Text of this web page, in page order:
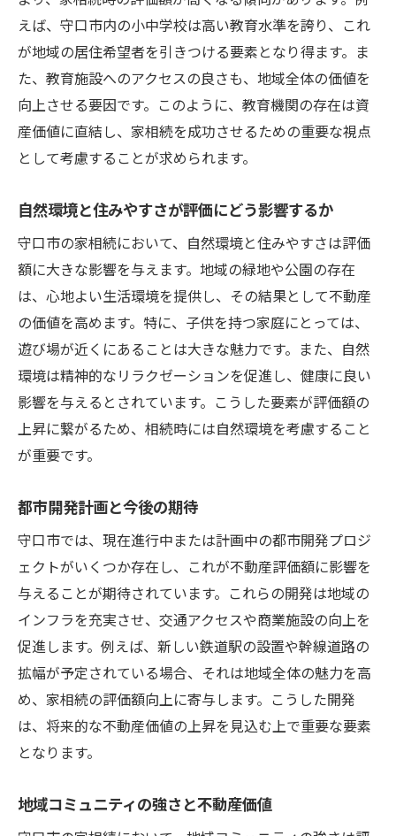
えば、守口市内の小中学校は高い教育水準を誇り、これ
が地域の居住希望者を引きつける要素となり得ます。ま
た、教育施設へのアクセスの良さも、地域全体の価値を
向上させる要因です。このように、教育機関の存在は資
産価値に直結し、家相続を成功させるための重要な視点
として考慮することが求められます。
自然環境と住みやすさが評価にどう影響するか
守口市の家相続において、自然環境と住みやすさは評価
額に大きな影響を与えます。地域の緑地や公園の存在
は、心地よい生活環境を提供し、その結果として不動産
の価値を高めます。特に、子供を持つ家庭にとっては、
遊び場が近くにあることは大きな魅力です。また、自然
環境は精神的なリラクゼーションを促進し、健康に良い
影響を与えるとされています。こうした要素が評価額の
上昇に繋がるため、相続時には自然環境を考慮すること
が重要です。
都市開発計画と今後の期待
守口市では、現在進行中または計画中の都市開発プロジ
ェクトがいくつか存在し、これが不動産評価額に影響を
与えることが期待されています。これらの開発は地域の
インフラを充実させ、交通アクセスや商業施設の向上を
促進します。例えば、新しい鉄道駅の設置や幹線道路の
拡幅が予定されている場合、それは地域全体の魅力を高
め、家相続の評価額向上に寄与します。こうした開発
は、将来的な不動産価値の上昇を見込む上で重要な要素
となります。
地域コミュニティの強さと不動産価値